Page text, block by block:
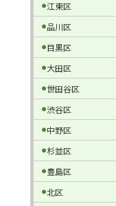
江東区
品川区
目黒区
大田区
世田谷区
渋谷区
中野区
杉並区
豊島区
北区